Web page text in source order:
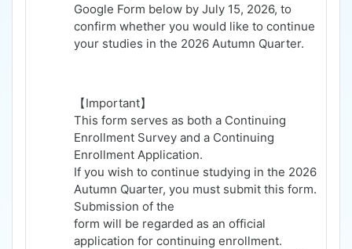
Google Form below by July 15, 2026, to
confirm whether you would like to continue
your studies in the 2026 Autumn Quarter.
【Important】
This form serves as both a Continuing
Enrollment Survey and a Continuing
Enrollment Application.
If you wish to continue studying in the 2026
Autumn Quarter, you must submit this form.
Submission of the
form will be regarded as an official
application for continuing enrollment.